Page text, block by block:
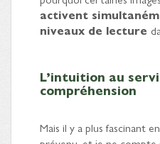
activent
niveaux de lecture
L’intuition au
compréhension
Mais il y a plus fascinant